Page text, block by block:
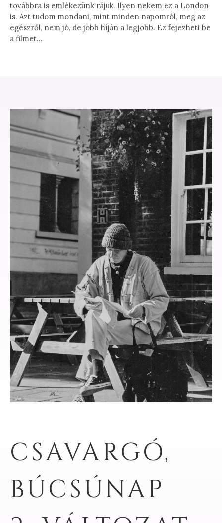
továbbra is emlékezünk rájuk. Ilyen nekem ez a London
is. Azt tudom mondani, mint minden napomról, meg az
egészről, nem jó, de jobb híján a legjobb. Ez fejezheti be
a filmet…
CSAVARGÓ,
BÚCSÚNAP